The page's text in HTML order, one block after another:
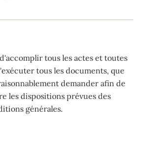
tous les actes et toutes
tous les documents, que
demander afin de
les dispositions prévues des
générales.